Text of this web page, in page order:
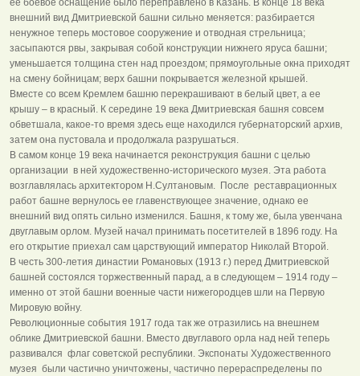
ее боевое оснащение было переправлено в Казань. В конце 18 века
внешний вид Дмитриевской башни сильно меняется: разбирается
ненужное теперь мостовое сооружение и отводная стрельница;
засыпаются рвы, закрывая собой конструкции нижнего яруса башни;
уменьшается толщина стен над проездом; прямоугольные окна приходят
на смену бойницам; верх башни покрывается железной крышей.
Вместе со всем Кремлем башню перекрашивают в белый цвет, а ее
крышу – в красный. К середине 19 века Дмитриевская башня совсем
обветшала, какое-то время здесь еще находился губернаторский архив,
затем она пустовала и продолжала разрушаться.
В самом конце 19 века начинается реконструкция башни с целью
организации в ней художественно-исторического музея. Эта работа
возглавлялась архитектором Н.Султановым. После реставрационных
работ башне вернулось ее главенствующее значение, однако ее
внешний вид опять сильно изменился. Башня, к тому же, была увенчана
двуглавым орлом. Музей начал принимать посетителей в 1896 году. На
его открытие приехал сам царствующий император Николай Второй.
В честь 300-летия династии Романовых (1913 г.) перед Дмитриевской
башней состоялся торжественный парад, а в следующем – 1914 году –
именно от этой башни военные части нижегородцев шли на Первую
Мировую войну.
Революционные события 1917 года так же отразились на внешнем
облике Дмитриевской башни. Вместо двуглавого орла над ней теперь
развивался флаг советской республики. Экспонаты Художественного
музея были частично уничтожены, частично перераспределены по